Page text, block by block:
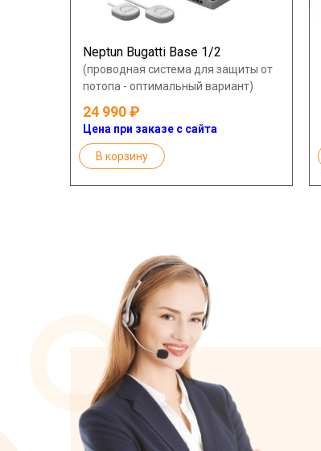
Neptun Bugatti Base 1/2
(проводная система для защиты от
потопа - оптимальный вариант)
24 990
Цена при заказе с сайта
В корзину